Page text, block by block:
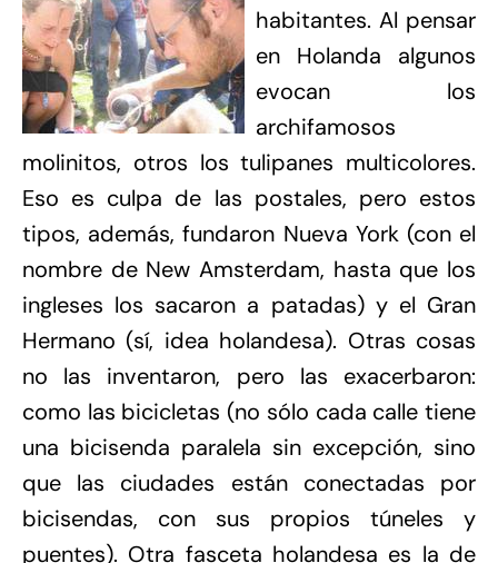
habitantes. Al pensar
en Holanda algunos
evocan los
archifamosos
molinitos, otros los tulipanes multicolores.
Eso es culpa de las postales, pero estos
tipos, además, fundaron Nueva York (con el
nombre de New Amsterdam, hasta que los
ingleses los sacaron a patadas) y el Gran
Hermano (sí, idea holandesa). Otras cosas
no las inventaron, pero las exacerbaron:
como las bicicletas (no sólo cada calle tiene
una bicisenda paralela sin excepción, sino
que las ciudades están conectadas por
bicisendas, con sus propios túneles y
puentes). Otra fasceta holandesa es la de